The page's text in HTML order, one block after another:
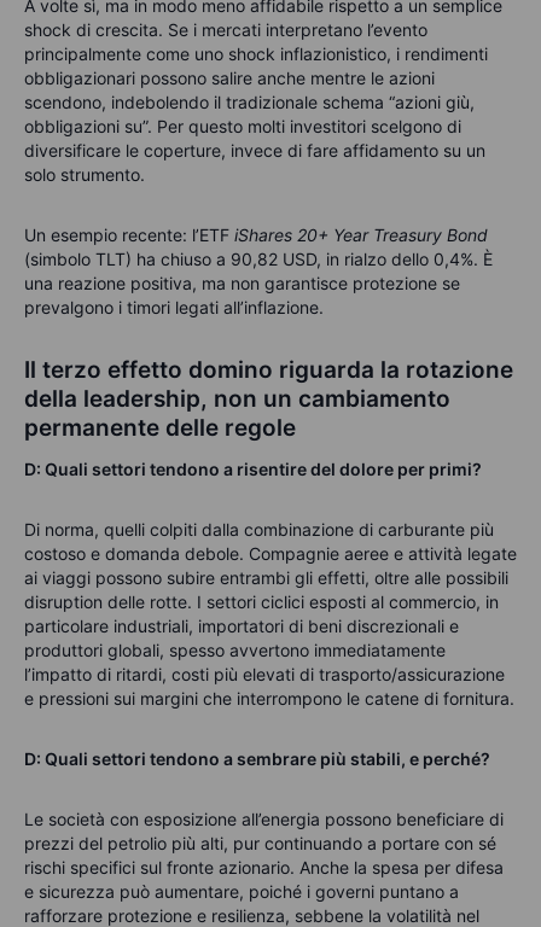
A volte sì, ma in modo meno affidabile rispetto a un semplice
shock di crescita. Se i mercati interpretano l’evento
principalmente come uno shock inflazionistico, i rendimenti
obbligazionari possono salire anche mentre le azioni
scendono, indebolendo il tradizionale schema “azioni giù,
obbligazioni su”. Per questo molti investitori scelgono di
diversificare le coperture, invece di fare affidamento su un
solo strumento.
Un esempio recente: l’ETF iShares 20+ Year Treasury Bond
(simbolo TLT) ha chiuso a 90,82 USD, in rialzo dello 0,4%. È
una reazione positiva, ma non garantisce protezione se
prevalgono i timori legati all’inflazione.
Il terzo effetto domino riguarda la rotazione
della leadership, non un cambiamento
permanente delle regole
D: Quali settori tendono a risentire del dolore per primi?
Di norma, quelli colpiti dalla combinazione di carburante più
costoso e domanda debole. Compagnie aeree e attività legate
ai viaggi possono subire entrambi gli effetti, oltre alle possibili
disruption delle rotte. I settori ciclici esposti al commercio, in
particolare industriali, importatori di beni discrezionali e
produttori globali, spesso avvertono immediatamente
l’impatto di ritardi, costi più elevati di trasporto/assicurazione
e pressioni sui margini che interrompono le catene di fornitura.
D: Quali settori tendono a sembrare più stabili, e perché?
Le società con esposizione all’energia possono beneficiare di
prezzi del petrolio più alti, pur continuando a portare con sé
rischi specifici sul fronte azionario. Anche la spesa per difesa
e sicurezza può aumentare, poiché i governi puntano a
rafforzare protezione e resilienza, sebbene la volatilità nel